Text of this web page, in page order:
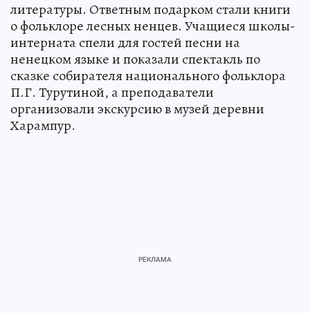
литературы. Ответным подарком стали книги
о фольклоре лесных ненцев. Учащиеся школы-
интерната спели для гостей песни на
ненецком языке и показали спектакль по
сказке собирателя национального фольклора
П.Г. Турутиной, а преподаватели
организовали экскурсию в музей деревни
Харампур.